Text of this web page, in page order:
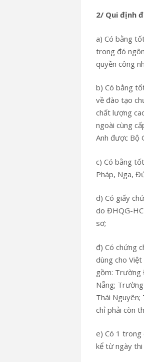
2/ Qui định
a) Có bằng
trong đó
quyền công
b) Có bằng
về đào tạo
chất lượng
ngoài cùng
Anh được Bộ
c) Có bằng
Pháp, Nga,
d) Có giấy
do ĐHQG-
sơ;
đ) Có chứng
dùng cho
gồm:
Nẵng;
Thái
chỉ phải còn
e) Có 1 trong
kể từ ngày thi